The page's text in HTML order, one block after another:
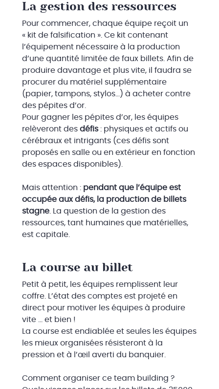
La gestion des ressources
Pour commencer, chaque équipe reçoit un
« kit de falsification ». Ce kit contenant
l’équipement nécessaire à la production
d’une quantité limitée de faux billets. Afin de
produire davantage et plus vite, il faudra se
procurer du matériel supplémentaire
(papier, tampons, stylos…) à acheter contre
des pépites d’or.
Pour gagner les pépites d’or, les équipes
relèveront des défis: physiques et actifs ou
cérébraux et intrigants (ces défis sont
proposés en salle ou en extérieur en fonction
des espaces disponibles).
Mais attention : pendant que l’équipe est
occupée aux défis, la production de billets
stagne. La question de la gestion des
ressources, tant humaines que matérielles,
est capitale.
La course au billet
Petit à petit, les équipes remplissent leur
coffre. L’état des comptes est projeté en
direct pour motiver les équipes à produire
vite … et bien !
La course est endiablée et seules les équipes
les mieux organisées résisteront à la
pression et à l’œil averti du banquier.
Comment organiser ce team building ?